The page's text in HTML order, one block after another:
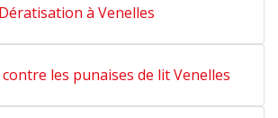
Dératisation à Venelles
les punaises de lit Venelles